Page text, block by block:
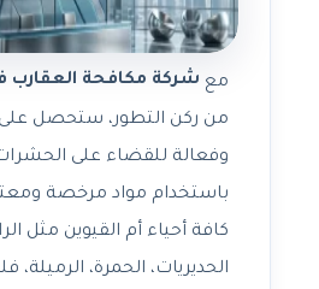
مع شركة مكافحة العقارب
من ركن التطور، ستحصل
وفعالة للقضاء على
باستخدام مواد مرخصة
كافة أحياء أم القيوين مثل
الحديريات، الحمرة، الرميلة،